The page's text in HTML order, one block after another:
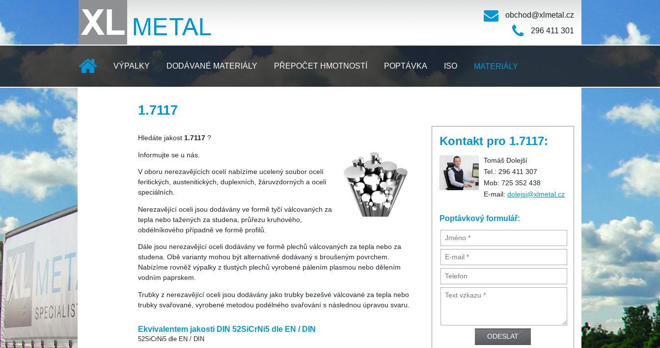
obchod@xlmetal.cz
296 411 301
VÝPALKY DODÁVANÉ MATERIÁLY PŘEPOČET HMOTNOSTÍ POPTÁVKA ISO MATERIÁLY
1.7117
Hledáte jakost 1.7117 ?
Informujte se u nás.
V oboru nerezavějících ocelí nabízíme ucelený soubor ocelí
feritických, austenitických, duplexních, žáruvzdorných a ocelí
speciálních.
Nerezavějící oceli jsou dodávány ve formě tyčí válcovaných za
tepla nebo tažených za studena, průřezu kruhového,
obdélníkového případně ve formě profilů.
Dále jsou nerezavějící oceli dodávány ve formě plechů válcovaných za tepla nebo za
studena. Obě varianty mohou být alternativně dodávaný s broušeným povrchem.
Nabízíme rovněž výpalky z tlustých plechů vyrobené pálením plasmou nebo dělením
vodním paprskem.
Trubky z nerezavějící oceli jsou dodávány jako trubky bezešvé válcované za tepla nebo
trubky svařované, vyrobené metodou podélného svařování s následnou úpravou svaru.
Ekvivalentem jakosti DIN 52SiCrNi5 dle EN / DIN
52SiCrNi5 dle EN / DIN
Kontakt pro 1.7117:
Tomáš Dolejší
Tel.: 296 411 307
Mob: 725 352 438
E-mail: dolejsi@xlmetal.cz
Poptávkový formulář: